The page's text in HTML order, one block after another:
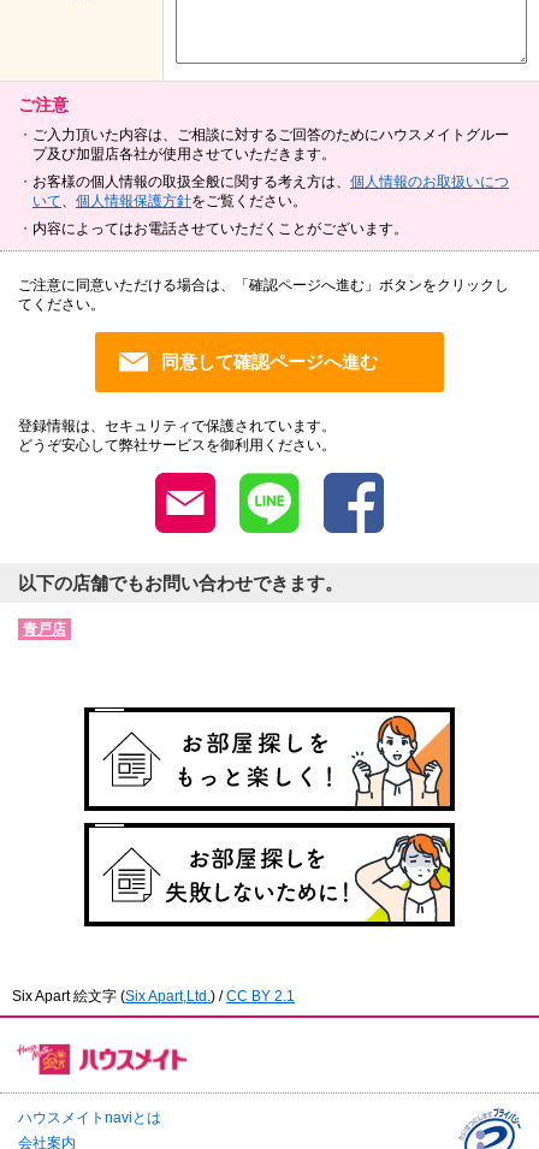
ご注意
ご入力頂いた内容は、ご相談に対するご回答のためにハウスメイトグルー
プ及び加盟店各社が使用させていただきます。
お客様の個人情報の取扱全般に関する考え方は、 個人情報のお取扱いにつ
いて
個人情報保護方針をご覧ください。
内容によってはお電話させていただくことがございます。
ご注意に同意いただける場合は、「確認ページへ進む」ボタンをクリックし
てください。
登録情報は、セキュリティで保護されています。
どうぞ安心して弊社サービスを御利用ください。
以下の店舗でもお問い合わせできます。
青戸店
Six Apart 絵文字 (Six Apart,Ltd. ) /CC BY 2.1
ハウスメイトnaviとは
会社案内